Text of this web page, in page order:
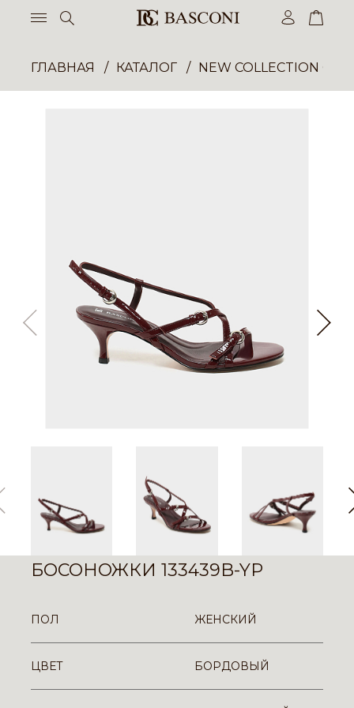
ГЛАВНАЯ КАТАЛОГ NEW COLLECTION
БОСОНОЖКИ 133439B-YP
ПОЛ ЖЕНСКИЙ
ЦВЕТ БОРДОВЫЙ